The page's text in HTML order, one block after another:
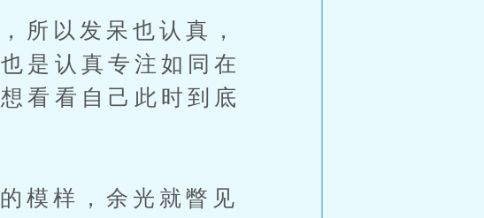
以发呆也认真，
是认真专注如同在
看看自己此时到底
样，余光就瞥见